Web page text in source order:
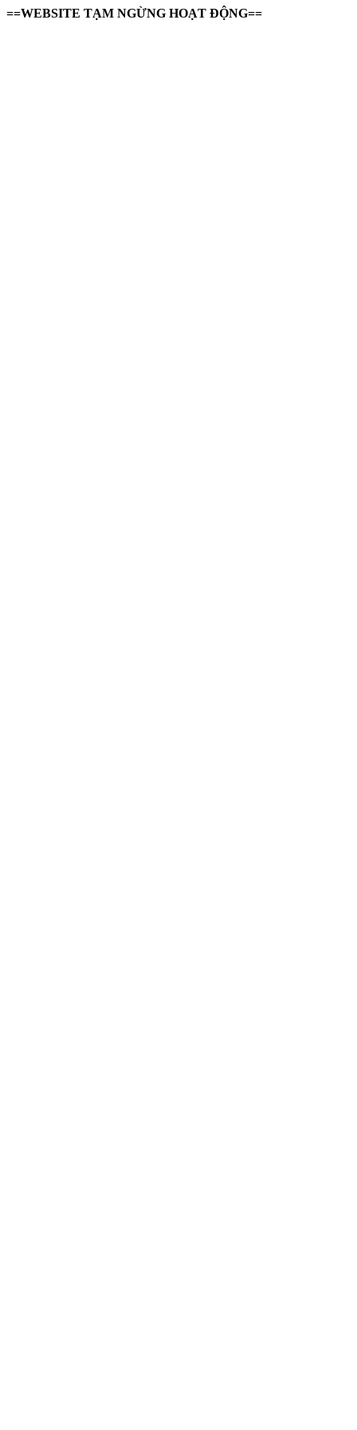
==WEBSITE TẠM NGỪNG HOẠT ĐỘNG==